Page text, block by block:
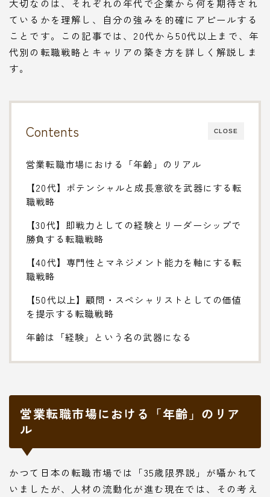
大切なのは、それぞれの年代で企業から何を期待され
ているかを理解し、自分の強みを的確にアピールする
ことです。この記事では、20代から50代以上まで、年
代別の転職戦略とキャリアの築き方を詳しく解説しま
す。
CLOSE
Contents
営業転職市場における「年齢」のリアル
【20代】ポテンシャルと成長意欲を武器にする転
職戦略
【30代】即戦力としての経験とリーダーシップで
勝負する転職戦略
【40代】専門性とマネジメント能力を軸にする転
職戦略
【50代以上】顧問・スペシャリストとしての価値
を提示する転職戦略
年齢は「経験」という名の武器になる
営業転職市場における「年齢」のリア
ル
かつて日本の転職市場では「35歳限界説」が囁かれて
いましたが、人材の流動化が進む現在では、その考え